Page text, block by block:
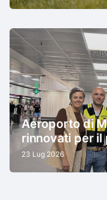
Aeroporto di
rinnovati per il
23 Lug 2026